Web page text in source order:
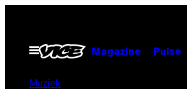
Open
menu
Magazine Pulse
Muziek